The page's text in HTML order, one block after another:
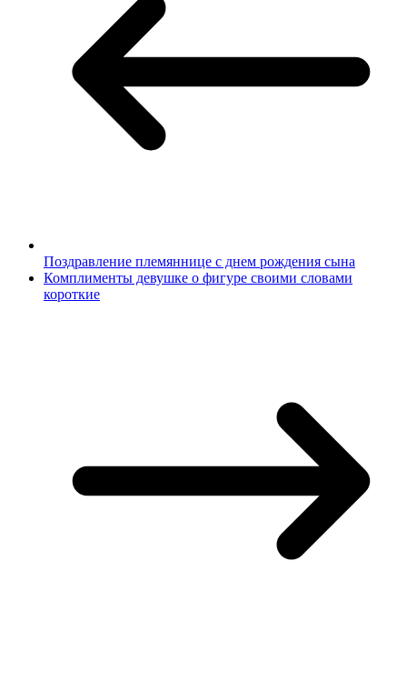
Поздравление племяннице с днем рождения сына
Комплименты девушке о фигуре своими словами
короткие